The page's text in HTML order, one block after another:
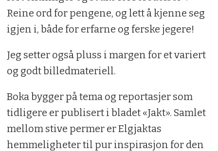
Reine ord for pengene, og lett å kjenne seg
igjen i, både for erfarne og ferske jegere!
Jeg setter også pluss i margen for et variert
og godt billedmateriell.
Boka bygger på tema og reportasjer som
tidligere er publisert i bladet «Jakt». Samlet
mellom stive permer er Elgjaktas
hemmeligheter til pur inspirasjon for den